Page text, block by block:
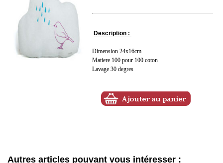
Description :
Dimension 24x16cm
Matiere 100 pour 100 coton
Lavage 30 degres
Autres articles pouvant vous intéresser :